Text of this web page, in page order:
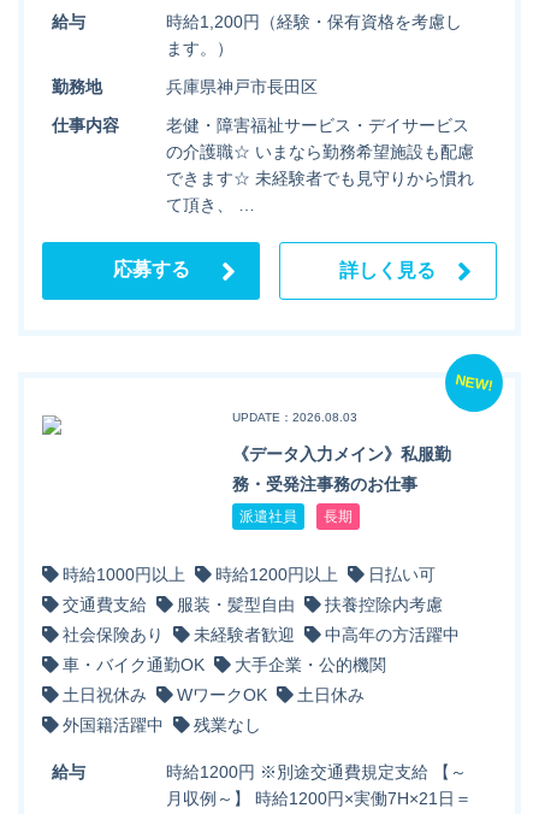
給与
時給1,200円（経験・保有資格を考慮し
ます。）
勤務地
兵庫県神戸市長田区
仕事内容
老健・障害福祉サービス・デイサービス
の介護職☆ いまなら勤務希望施設も配慮
できます☆ 未経験者でも見守りから慣れ
て頂き、 …
応募する 詳しく見る
NEW!
UPDATE：2026.08.03
《データ入力メイン》私服勤
務・受発注事務のお仕事
派遣社員 長期
時給1000円以上 時給1200円以上
日払い可
交通費支給
服装・髪型自由
扶養控除内考慮
社会保険あり
未経験者歓迎
中高年の方活躍中
車・バイク通勤OK
大手企業・公的機関
土日祝休み
WワークOK
土日休み
外国籍活躍中
残業なし
給与
時給1200円 ※別途交通費規定支給 【～
月収例～】 時給1200円×実働7H×21日＝